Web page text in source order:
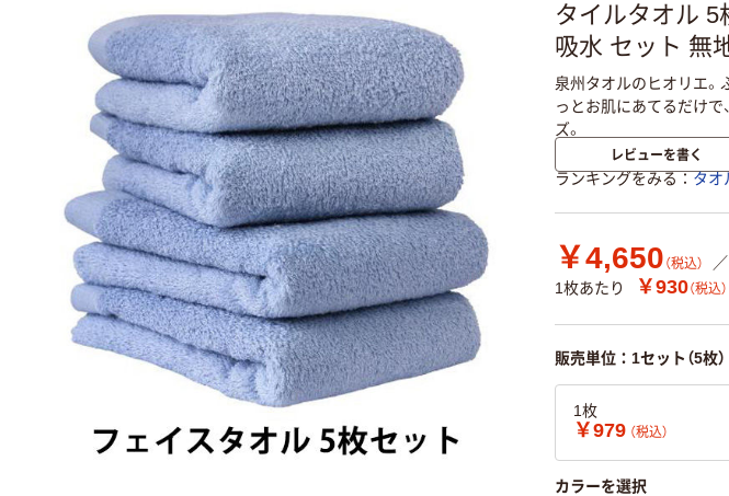
タイルタオル 5
吸水 セット 無
泉州タオルのヒオリエ。
っとお肌にあてるだけで
ズ。
レビューを書く
ランキングをみる タオ
￥4,650 （税込）
1枚あたり
￥930（税込）
販売単位：1セット（5枚）
1枚
￥979 （税込）
カラーを選択